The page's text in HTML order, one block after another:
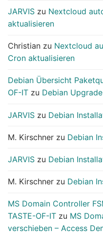
JARVIS zu Nextcloud
aktualisieren
Christian zu Nextcloud
Cron aktualisieren
Debian Übersicht
OF-IT zu Debian
JARVIS zu Debian
M. Kirschner zu Debian
JARVIS zu Debian
M. Kirschner zu Debian
MS Domain Controller
TASTE-OF-IT zu MS
verschieben – Access